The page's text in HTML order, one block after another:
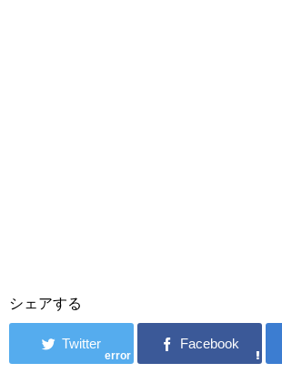
シェアする
error